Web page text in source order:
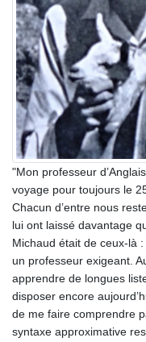
"Mon professeur
voyage pour toujours le
Chacun d’entre nous
lui ont laissé davantage
Michaud était de ceux-là :
un professeur exigeant.
apprendre de longues
disposer encore
de me faire comprendre
syntaxe approximative